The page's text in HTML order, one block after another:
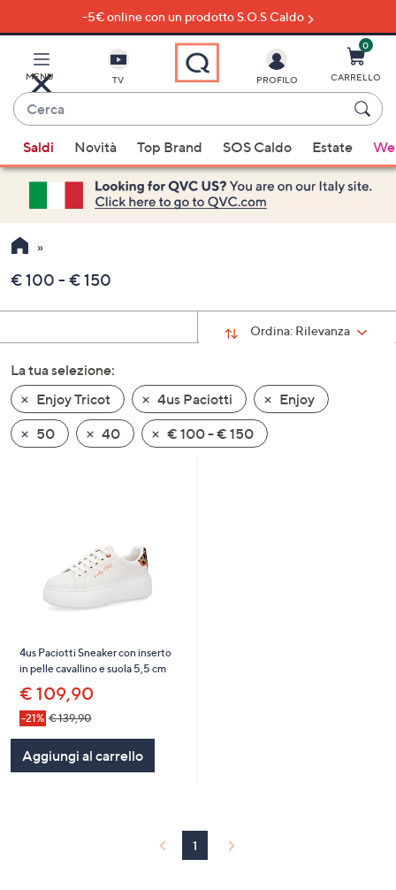
al
principale
-5€ online con un prodotto S.O.S Caldo
MENU TV
Cerca
sono
disponibili
suggerimenti,
usa
i
freccia
su
giù
oppure
scorri
a
sinistra
consultarli.
PROFILO
0
CARRELLO
Saldi Novità Top Brand SOS Caldo Estate
€ 100 - € 150
Ordina: Rilevanza
La tua selezione:
Enjoy Tricot
4us Paciotti
Enjoy
50
40 € 100 - € 150
4us Paciotti Sneaker con inserto
in pelle cavallino e suola 5,5 cm
€ 109,90
-21% € 139,90
Aggiungi al carrello
1